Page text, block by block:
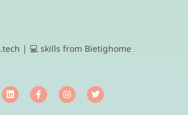
| 💻 skills from Bietighome